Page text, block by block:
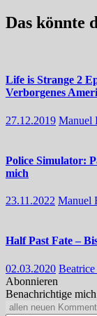
Das könnte
Life is Strange 2
Verborgenes
27.12.2019 Manuel
Police Simulator:
mich
23.11.2022 Manuel
Half Past Fate –
02.03.2020
Abonnieren
Benachrichtige